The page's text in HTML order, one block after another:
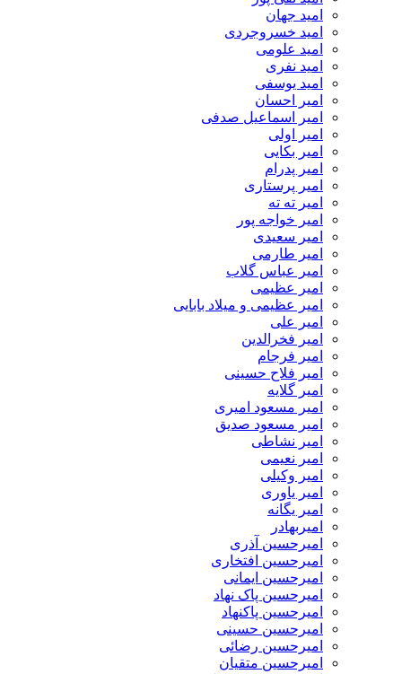
امید جهان
امید خسروجردی
امید علومی
امید نفری
امید یوسفی
امیر احسان
امیر اسماعیل صدفی
امیر اولی
امیر بکایی
امیر پدرام
امیر پرستاری
امیر ته ته
امیر خواجه پور
امیر سعیدی
امیر طارمی
امیر عباس گلاب
امیر عظیمی
امیر عظیمی و میلاد بابایی
امیر علی
امیر فخرالدین
امیر فرجام
امیر فلاح حسینی
امیر گلایه
امیر مسعود امیری
امیر مسعود صدیق
امیر نشاطی
امیر نعیمی
امیر وکیلی
امیر یاوری
امیر یگانه
امیربهادر
امیرحسین آذری
امیرحسین افتخاری
امیرحسین ایمانی
امیرحسین پاک نهاد
امیرحسین پاکنهاد
امیرحسین حسینی
امیرحسین رضائی
امیرحسین متقیان